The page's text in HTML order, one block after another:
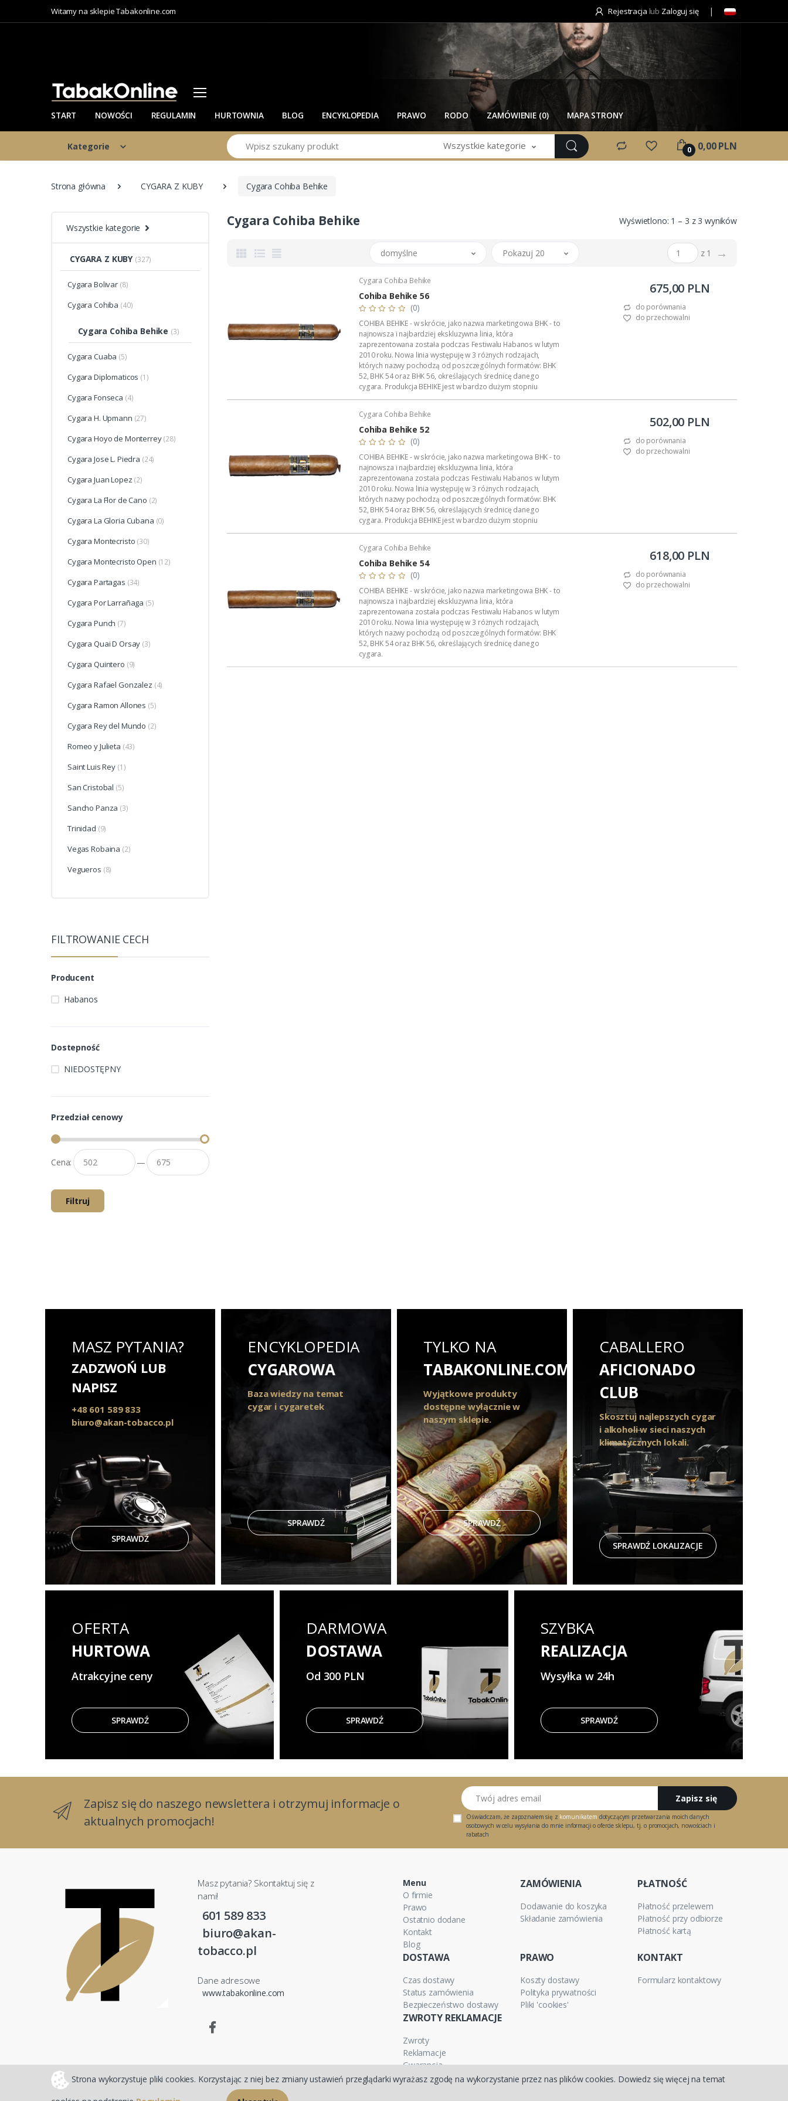
Strona wykorzystuje pliki cookies. Korzystając z niej bez zmiany ustawień przeglądarki wyrażasz zgodę na wykorzystanie przez nas plików cookies. Dowiedz się więcej na temat
Witamy na sklepie Tabakonline.com Rejestracja lub Zaloguj się
START NOWOŚCI REGULAMIN HURTOWNIA BLOG ENCYKLOPEDIA PRAWO RODO ZAMÓWIENIE (0) MAPA STRONY
Kategorie
Szukaj Wszystkie kategorie 0 0,00 PLN
Strona główna CYGARA Z KUBY Cygara Cohiba Behike
Wszystkie kategorie
CYGARA Z KUBY (327)
Cygara Bolivar (8)
Cygara Cohiba (40)
Cygara Cohiba Behike (3)
Cygara Cuaba (5)
Cygara Diplomaticos (1)
Cygara Fonseca (4)
Cygara H. Upmann (27)
Cygara Hoyo de Monterrey (28)
Cygara Jose L. Piedra (24)
Cygara Juan Lopez (2)
Cygara La Flor de Cano (2)
Cygara La Gloria Cubana (0)
Cygara Montecristo (30)
Cygara Montecristo Open (12)
Cygara Partagas (34)
Cygara Por Larrañaga (5)
Cygara Punch (7)
Cygara Quai D Orsay (3)
Cygara Quintero (9)
Cygara Rafael Gonzalez (4)
Cygara Ramon Allones (5)
Cygara Rey del Mundo (2)
Romeo y Julieta (43)
Saint Luis Rey (1)
San Cristobal (5)
Sancho Panza (3)
Trinidad (9)
Vegas Robaina (2)
Vegueros (8)
FILTROWANIE CECH
Producent
Habanos
Dostepność
NIEDOSTĘPNY
Przedział cenowy
Cena: —
Filtruj
Cygara Cohiba Behike Wyświetlono: 1 – 3 z 3 wyników
domyślne Pokazuj 20 z 1 →
Cygara Cohiba Behike
Cohiba Behike 56
(0)
COHIBA BEHIKE - w skrócie, jako nazwa marketingowa BHK - to
najnowsza i najbardziej ekskluzywna linia, która
zaprezentowana została podczas Festiwalu Habanos w lutym
2010 roku. Nowa linia występuję w 3 różnych rodzajach,
których nazwy pochodzą od poszczególnych formatów: BHK
52, BHK 54 oraz BHK 56, określających średnicę danego
cygara. Produkcja BEHIKE jest w bardzo dużym stopniu
limitowana, co do ilości sztuk, gdyż do ich produkcji użyto liści
675,00 PLN
do porównania
do przechowalni
Cygara Cohiba Behike
Cohiba Behike 52
(0)
COHIBA BEHIKE - w skrócie, jako nazwa marketingowa BHK - to
najnowsza i najbardziej ekskluzywna linia, która
zaprezentowana została podczas Festiwalu Habanos w lutym
2010 roku. Nowa linia występuję w 3 różnych rodzajach,
których nazwy pochodzą od poszczególnych formatów: BHK
52, BHK 54 oraz BHK 56, określających średnicę danego
cygara. Produkcja BEHIKE jest w bardzo dużym stopniu
limitowana, co do ilości sztuk, gdyż do ich produkcji użyto liści
502,00 PLN
do porównania
do przechowalni
Cygara Cohiba Behike
Cohiba Behike 54
(0)
COHIBA BEHIKE - w skrócie, jako nazwa marketingowa BHK - to
najnowsza i najbardziej ekskluzywna linia, która
zaprezentowana została podczas Festiwalu Habanos w lutym
2010 roku. Nowa linia występuję w 3 różnych rodzajach,
których nazwy pochodzą od poszczególnych formatów: BHK
52, BHK 54 oraz BHK 56, określających średnicę danego
cygara.
Produkcja BEHIKE jest w bardzo dużym stopniu limitowana, co
618,00 PLN
do porównania
do przechowalni
MASZ PYTANIA?
ZADZWOŃ LUB
NAPISZ
+48 601 589 833
biuro@akan-tobacco.pl
SPRAWDŹ
ENCYKLOPEDIA
CYGAROWA
Baza wiedzy na temat
cygar i cygaretek
SPRAWDŹ
TYLKO NA
TABAKONLINE.COM
Wyjątkowe produkty
dostępne wyłącznie w
naszym sklepie.
SPRAWDŹ
CABALLERO
AFICIONADO
CLUB
Skosztuj najlepszych cygar
i alkoholi w sieci naszych
klimatycznych lokali.
SPRAWDŹ LOKALIZACJE
OFERTA
HURTOWA
Atrakcyjne ceny
SPRAWDŹ
DARMOWA
DOSTAWA
Od 300 PLN
SPRAWDŹ
SZYBKA
REALIZACJA
Wysyłka w 24h
SPRAWDŹ
Zapisz się do naszego newslettera i otrzymuj informacje o
aktualnych promocjach!
Twój adres email
Zapisz się
Oświadczam, że zapoznałem się z komunikatem dotyczącym przetwarzania moich danych
osobowych w celu wysyłania do mnie informacji o ofercie sklepu, tj. o promocjach, nowościach i
rabatach
Masz pytania? Skontaktuj się z
nami!
601 589 833
biuro@akan-
tobacco.pl
Dane adresowe
www.tabakonline.com
Menu
O firmie
Prawo
Ostatnio dodane
Kontakt
Blog
ZAMÓWIENIA
Dodawanie do koszyka
Składanie zamówienia
PŁATNOŚĆ
Płatność przelewem
Płatność przy odbiorze
Płatność kartą
DOSTAWA
Czas dostawy
Status zamówienia
Bezpieczeństwo dostawy
PRAWO
Koszty dostawy
Polityka prywatności
Pliki 'cookies'
KONTAKT
Formularz kontaktowy
ZWROTY REKLAMACJE
Zwroty
Reklamacje
Gwarancja